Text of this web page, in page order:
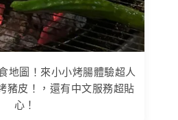
地圖！來小小烤腸體驗超人
豬皮！，還有中文服務超貼
心！